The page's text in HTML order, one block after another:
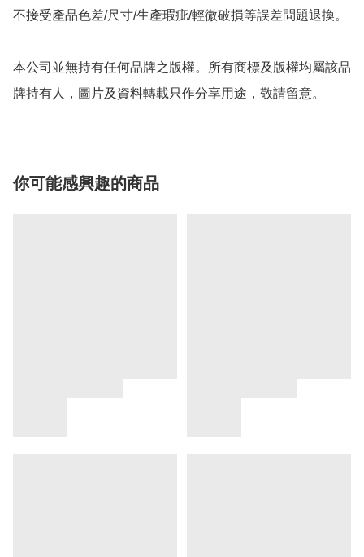
不接受產品色差/尺寸/生產瑕疵/輕微破損等誤差問題退換。
本公司並無持有任何品牌之版權。所有商標及版權均屬該品
牌持有人，圖片及資料轉載只作分享用途，敬請留意。
你可能感興趣的商品